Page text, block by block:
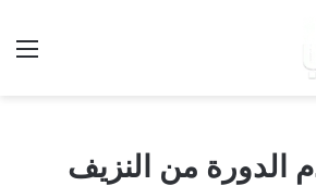
من النزيف